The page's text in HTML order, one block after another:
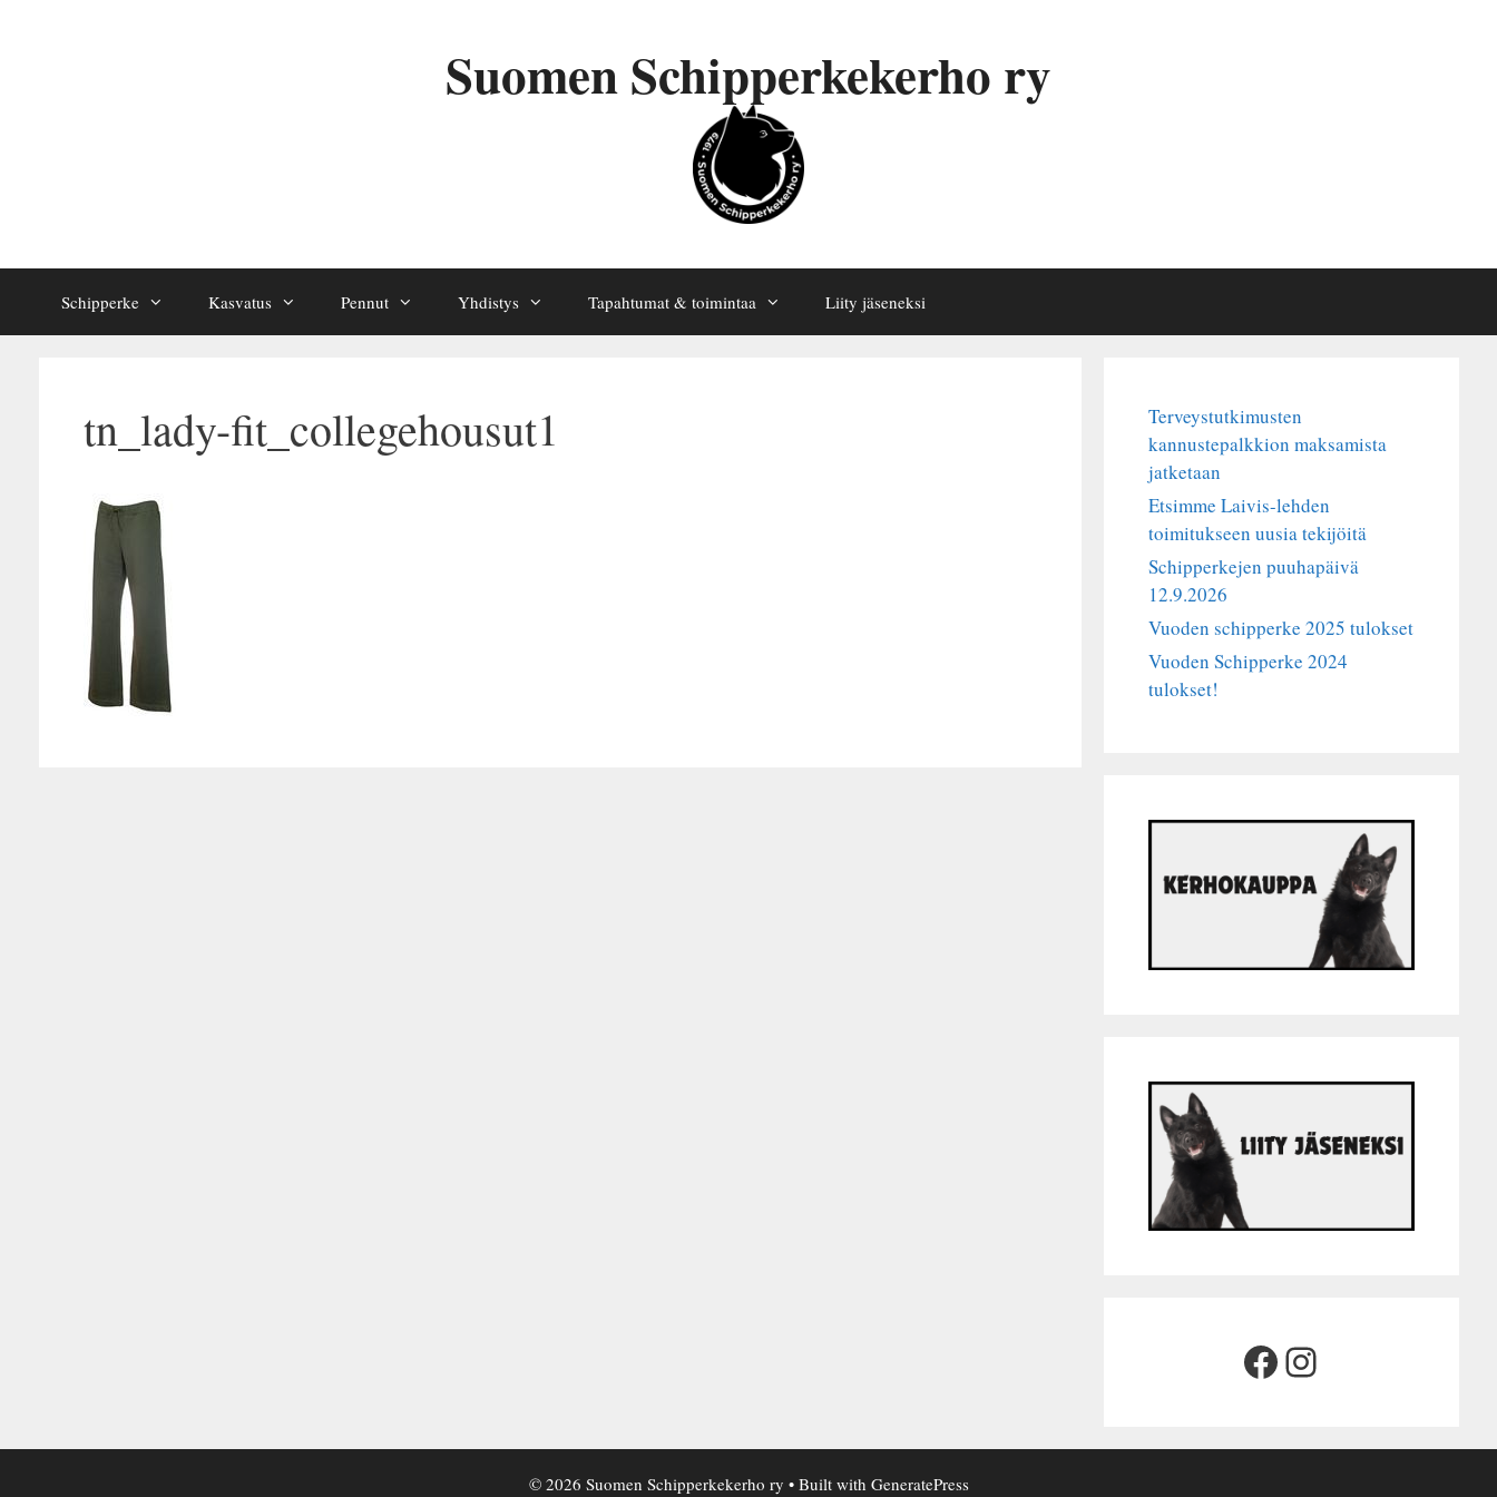
Suomen Schipperkekerho ry
Schipperke Kasvatus Pennut Yhdistys Tapahtumat & toimintaa Liity jäseneksi
tn_lady-fit_collegehousut1
Terveystutkimusten
kannustepalkkion maksamista
jatketaan
Etsimme Laivis-lehden
toimitukseen uusia tekijöitä
Schipperkejen puuhapäivä
12.9.2026
Vuoden schipperke 2025 tulokset
Vuoden Schipperke 2024
tulokset!
Facebook
Instagram
© 2026 Suomen Schipperkekerho ry • Built with GeneratePress